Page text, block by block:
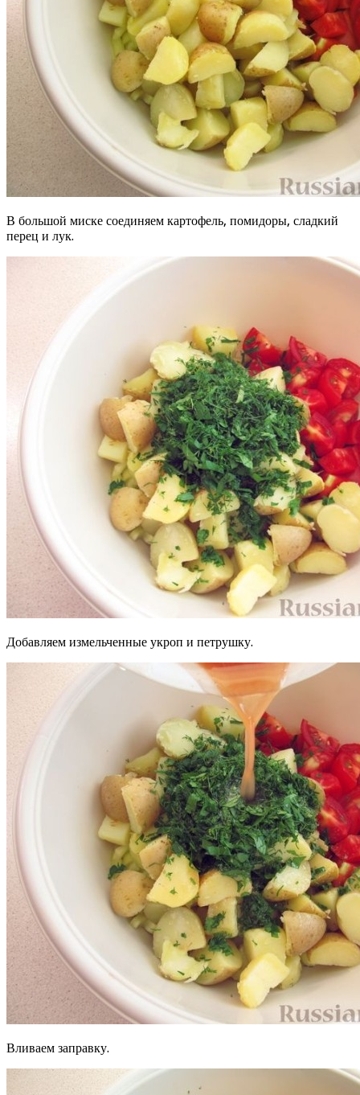
В большой миске соединяем картофель, помидоры, сладкий
перец и лук.
Добавляем измельченные укроп и петрушку.
Вливаем заправку.